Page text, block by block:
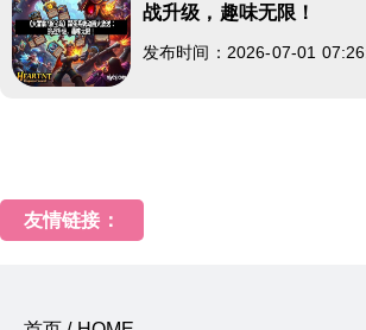
战升级，趣味无限！
发布时间：2026-07-01
友情链接：